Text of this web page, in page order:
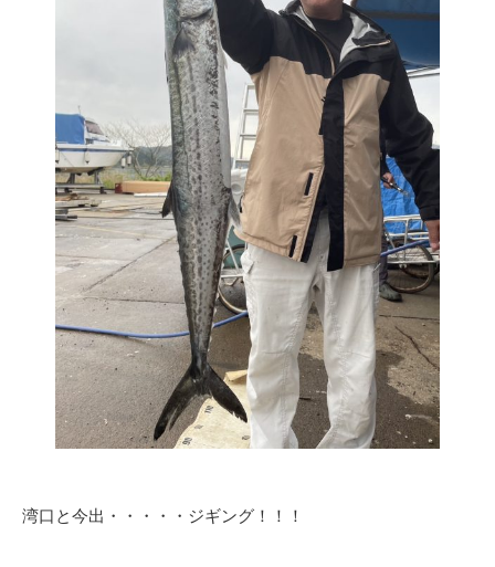
湾口と今出・・・・・ジギング！！！